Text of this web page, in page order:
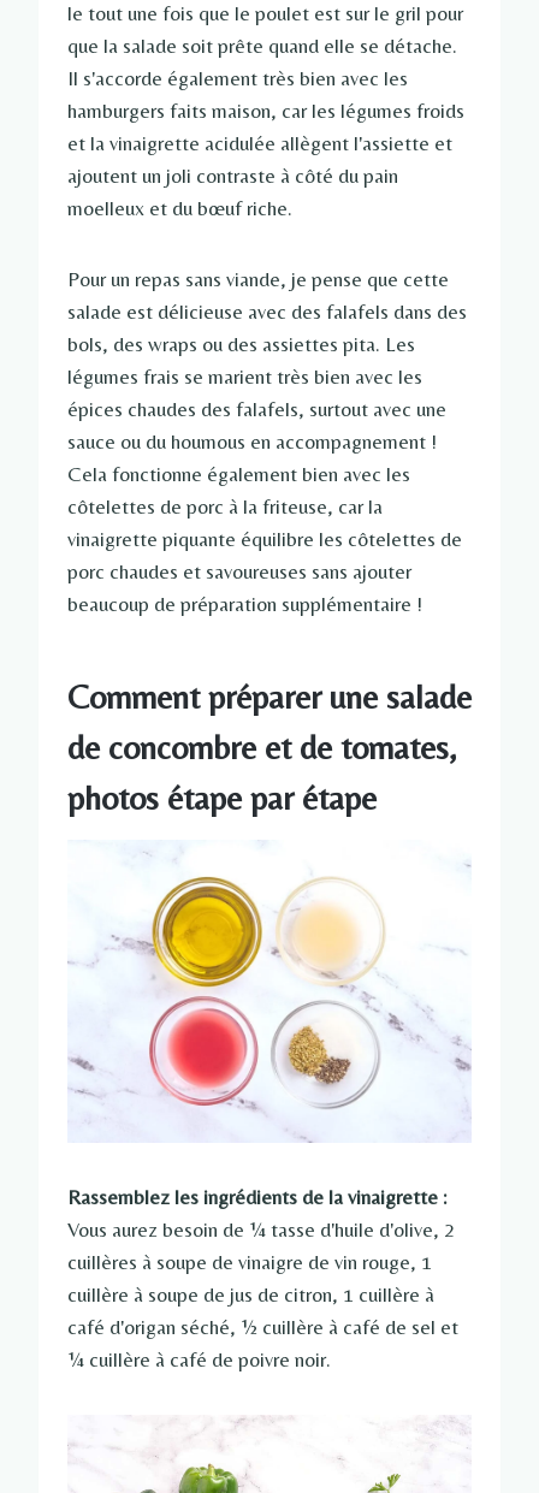
le tout une fois que le poulet est sur le gril pour
que la salade soit prête quand elle se détache.
Il s'accorde également très bien avec les
hamburgers faits maison, car les légumes froids
et la vinaigrette acidulée allègent l'assiette et
ajoutent un joli contraste à côté du pain
moelleux et du bœuf riche.
Pour un repas sans viande, je pense que cette
salade est délicieuse avec des falafels dans des
bols, des wraps ou des assiettes pita. Les
légumes frais se marient très bien avec les
épices chaudes des falafels, surtout avec une
sauce ou du houmous en accompagnement !
Cela fonctionne également bien avec les
côtelettes de porc à la friteuse, car la
vinaigrette piquante équilibre les côtelettes de
porc chaudes et savoureuses sans ajouter
beaucoup de préparation supplémentaire !
Comment préparer une salade
de concombre et de tomates,
photos étape par étape
Rassemblez les ingrédients de la vinaigrette :
Vous aurez besoin de ¼ tasse d'huile d'olive, 2
cuillères à soupe de vinaigre de vin rouge, 1
cuillère à soupe de jus de citron, 1 cuillère à
café d'origan séché, ½ cuillère à café de sel et
¼ cuillère à café de poivre noir.